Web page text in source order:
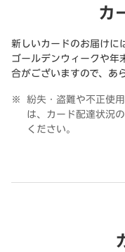
カ
新しいカードのお届けに
ゴールデンウィークや年
合がございますので、あ
紛失・盗難や不正使
は、カード配達状況
ください。